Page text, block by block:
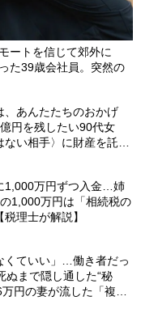
ートを信じて郊外に
た39歳会社員。突然の
、あんたたちのおかげ
円を残したい90代女
い相手〉に財産を託せ
1,000万円ずつ入金…姉
1,000万円は「相続税の
理士が解説】
くていい」…働き者だっ
ぬまで隠し通した“秘
円の妻が流した「複雑